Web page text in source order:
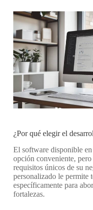
¿Por qué elegir el
El software disponible
opción conveniente,
requisitos únicos de su
personalizado le permite
específicamente para
fortalezas.